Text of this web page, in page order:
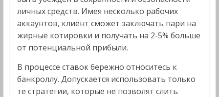
личных средств. Имея несколько рабочих
аккаунтов, клиент сможет заключать пари на
жирные котировки и получать на 2-5% больше
от потенциальной прибыли.
В процессе ставок бережно относитесь к
банкроллу. Допускается использовать только
те стратегии, которые не позволят слить